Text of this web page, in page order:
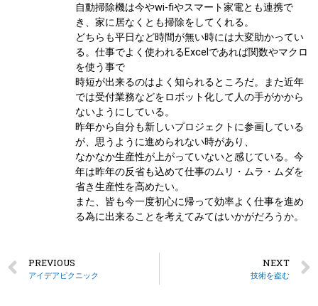
自動掃除機は今やwi-fiやスマート家電とも連携で
き、家に居なくとも掃除をしてくれる。
どちらも平日など時間が無い時には大変助かってい
る。仕事でよく使われるExcelであれば関数やマクロ
を使う事で
時短が出来るのはよく知られるところだ。また近年
では受付業務などをロボット化して人の手がかから
ないようにしている。
昨年から自分も新しいプロジェクトに参画している
が、思うように進められない時があり、
なかなか生産性が上がっていないと感じている。今
年は昨年の反省も込めて仕事のムリ・ムラ・ムダを
省き生産性を高めたい。
また、皆も今一度初心に帰って効率よく仕事を進め
る為に出来ることを考えてみてはいかがだろうか。
PREVIOUS
アイデアピクニック
NEXT
技術を盗む